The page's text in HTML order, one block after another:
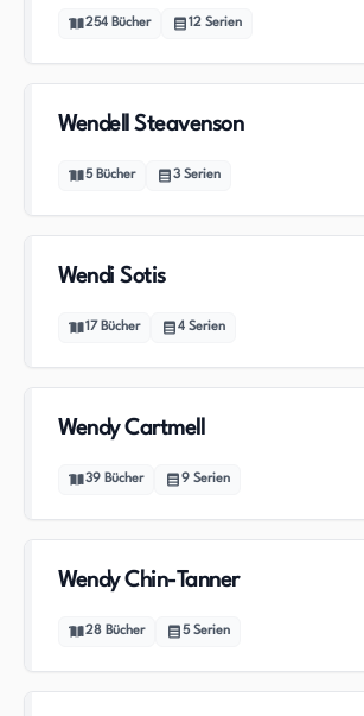
254 Bücher 12 Serien
Wendell Steavenson
5 Bücher 3 Serien
Wendi Sotis
17 Bücher 4 Serien
Wendy Cartmell
39 Bücher 9 Serien
Wendy Chin-Tanner
28 Bücher 5 Serien